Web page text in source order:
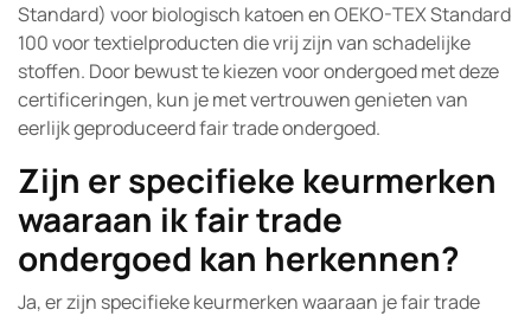
Standard) voor biologisch katoen en OEKO-TEX Standard
100 voor textielproducten die vrij zijn van schadelijke
stoffen. Door bewust te kiezen voor ondergoed met deze
certificeringen, kun je met vertrouwen genieten van
eerlijk geproduceerd fair trade ondergoed.
Zijn er specifieke keurmerken
waaraan ik fair trade
ondergoed kan herkennen?
Ja, er zijn specifieke keurmerken waaraan je fair trade